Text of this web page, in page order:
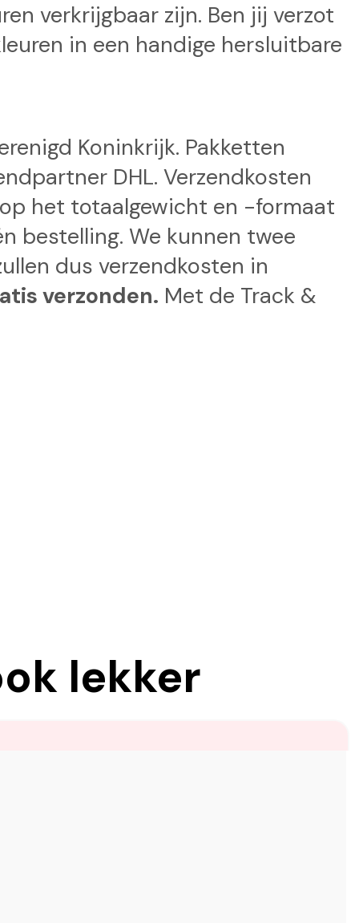
verkrijgbaar zijn. Ben jij verzot
in een handige hersluitbare
Koninkrijk. Pakketten
DHL. Verzendkosten
het totaalgewicht en -formaat
bestelling. We kunnen twee
dus verzendkosten in
verzonden. Met de Track &
lekker